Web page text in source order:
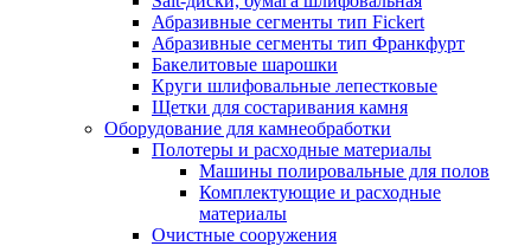
Абразивные сегменты тип Fickert
Абразивные сегменты тип Франкфурт
Бакелитовые шарошки
Круги шлифовальные лепестковые
Щетки для состаривания камня
Оборудование для камнеобработки
Полотеры и расходные материалы
Машины полировальные для полов
Комплектующие и расходные
материалы
Очистные сооружения